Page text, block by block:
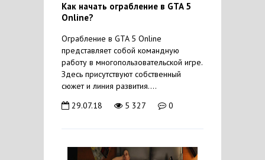
Как начать ограбление в GTA 5
Online?
Ограбление в GTA 5 Online
представляет собой командную
работу в многопользовательской игре.
Здесь присутствуют собственный
сюжет и линия развития....
29.07.18
5 327 0